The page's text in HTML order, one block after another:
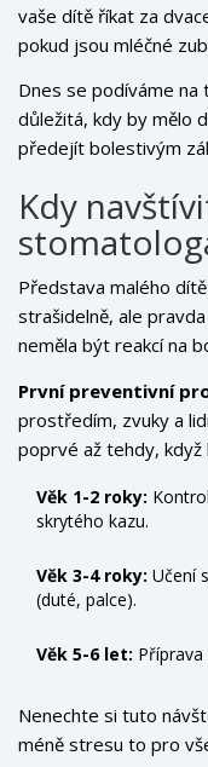
vaše dítě říkat za
pokud jsou mléčné
tolik týkat. To je ale
dočasných
výrazem trvalých
Dnes se podíváme na
důležitá, kdy by mělo
předejít bolestivým
mít rád svůj úsměv a
Kdy
Představa malého
strašidelně, ale
neměla být reakcí na
mezi prvním a
proříznutí prvního
společnosti doporučují
zhodnotil rizika a
První preventivní
prostředím, zvuky a
poprvé až tehdy,
od lékaře - vytvoříte
Věk 1-2 roky:
skrytého kazu.
Věk 3-4 roky: Učení
(duté, palce).
Věk 5-6 let:
Nenechte si tuto
méně stresu to pro